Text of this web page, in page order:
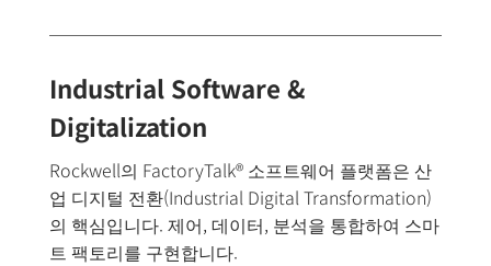
Industrial Software &
Digitalization
Rockwell의 FactoryTalk® 소프트웨어 플랫폼은 산
업 디지털 전환(Industrial Digital Transformation)
의 핵심입니다. 제어, 데이터, 분석을 통합하여 스마
트 팩토리를 구현합니다.